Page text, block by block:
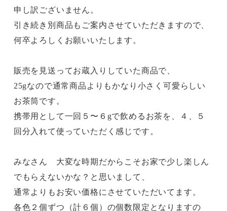
申し訳ございません。
引き続き別商品もご案内させていただきますので、
何卒よろしくお願いいたします。
販売を見送ってお蔵入りしていた商品で、
25gなので通常商品よりもかなり小さく可愛らしい
お茶筒です。
携帯用として一回５〜６gで飲めるお茶を、４、５
回分入れて使っていただく感じです。
みなさん 大変な時期だからこそお家で少し楽しん
でもらえないかな？と思いまして、
通常よりもお安い価格にさせていただいてます。
各色２個ずつ（計６個）の個数限定となりますの